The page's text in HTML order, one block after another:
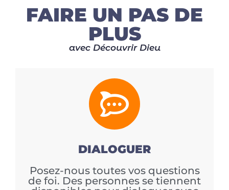
FAIRE UN PAS DE
PLUS
avec Découvrir Dieu
DIALOGUER
Posez-nous toutes vos questions
de foi. Des personnes se tiennent